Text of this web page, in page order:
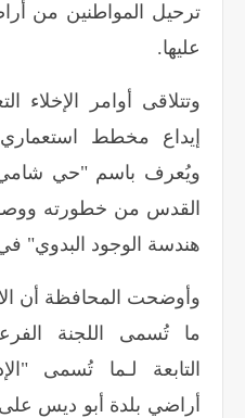
ترحيل المواطنين من
عليها.
وتتلاقى أوامر الإخلاء
ويُعرف باسم "حي
القدس من خطورته
هندسة الوجود البدوي"
وأوضحت المحافظة أن
ما تُسمى اللجنة
التابعة لـما تُسمى